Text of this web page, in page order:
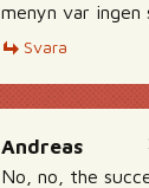
menyn var ingen
Svara
Andreas
No, no, the